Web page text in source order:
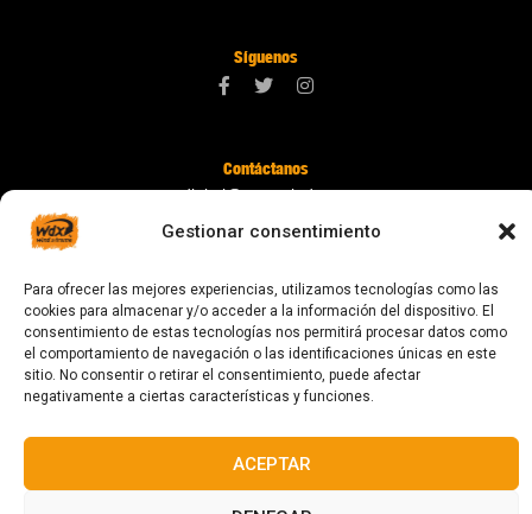
Gestionar consentimiento
Para ofrecer las mejores experiencias, utilizamos tecnologías como las
cookies para almacenar y/o acceder a la información del dispositivo. El
consentimiento de estas tecnologías nos permitirá procesar datos como
el comportamiento de navegación o las identificaciones únicas en este
sitio. No consentir o retirar el consentimiento, puede afectar
negativamente a ciertas características y funciones.
ACEPTAR
Síguenos
Contáctanos
digital@zonawind.com
Av. de la Mare de Déu de Montserrat, 115
08024 Barcelona
© 2023 Todos los derechos reservados